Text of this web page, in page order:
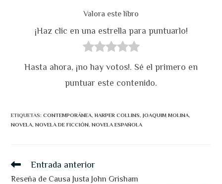
Valora este libro
¡Haz clic en una estrella para puntuarlo!
Hasta ahora, ¡no hay votos!. Sé el primero en
puntuar este contenido.
ETIQUETAS:CONTEMPORÁNEA, HARPER COLLINS, JOAQUIM MOLINA,
NOVELA, NOVELA DE FICCIÓN, NOVELA ESPAÑOLA
Leer
más
artículos
Entrada anterior
Reseña de Causa Justa John Grisham